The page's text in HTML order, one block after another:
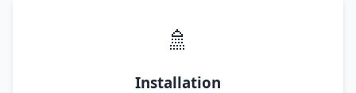
🚿
Installation